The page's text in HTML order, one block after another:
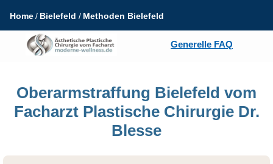
Generelle FAQ
Home Bielefeld Methoden Bielefeld
Oberarmstraffung Bielefeld vom
Facharzt Plastische Chirurgie Dr.
Blesse